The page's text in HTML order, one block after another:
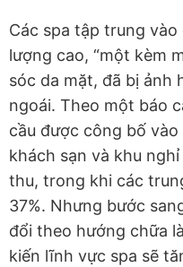
Các spa tập trung
lượng cao, “một kèm
sóc da mặt, đã bị ảnh
ngoái. Theo một báo
cầu được công bố vào
khách sạn và khu
thu, trong khi các
37%. Nhưng bước
đổi theo hướng chữa
kiến lĩnh vực spa sẽ